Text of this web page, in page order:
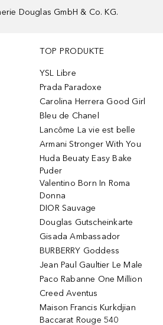
Douglas GmbH & Co. KG.
TOP PRODUKTE
YSL Libre
Prada Paradoxe
Carolina Herrera Good Girl
Bleu de Chanel
Lancôme La vie est belle
Armani Stronger With You
Huda Beuaty Easy Bake
Puder
Valentino Born In Roma
Donna
DIOR Sauvage
Douglas Gutscheinkarte
Gisada Ambassador
BURBERRY Goddess
Jean Paul Gaultier Le Male
Paco Rabanne One Million
Creed Aventus
Maison Francis Kurkdjian
Baccarat Rouge 540